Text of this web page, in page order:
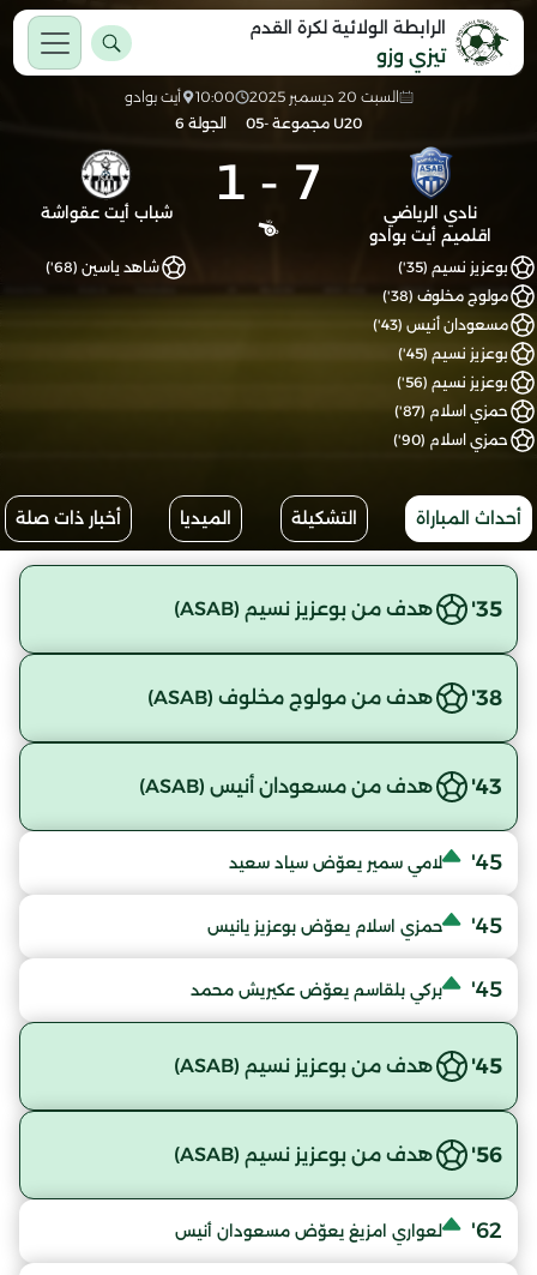
الرابطة الولائية لكرة القدم
تيزي وزو
السبت 20 ديسمبر 2025 10:00
أيت بوادو
U20 مجموعة -05
الجولة 6
نادي الرياضي
اقلميم أيت بوادو
7
-
1 شباب أيت عقواشة
بوعزيز نسيم (35')
مولوج مخلوف (38')
مسعودان أنيس (43')
بوعزيز نسيم (45')
بوعزيز نسيم (56')
حمزي اسلام (87')
حمزي اسلام (90')
شاهد ياسين (68')
أحداث المباراة التشكيلة الميديا أخبار ذات صلة
35' هدف من بوعزيز نسيم (ASAB)
38' هدف من مولوج مخلوف (ASAB)
43' هدف من مسعودان أنيس (ASAB)
45' لامي سمير يعوّض سياد سعيد
45' حمزي اسلام يعوّض بوعزيز يانيس
45' بركي بلقاسم يعوّض عكيريش محمد
45' هدف من بوعزيز نسيم (ASAB)
56' هدف من بوعزيز نسيم (ASAB)
62' لعواري امزيغ يعوّض مسعودان أنيس